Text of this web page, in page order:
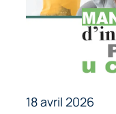
18 avril 2026